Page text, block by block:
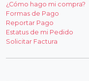
¿Cómo hago mi compra?
Formas de Pago
Reportar Pago
Estatus de mi Pedido
Solicitar Factura